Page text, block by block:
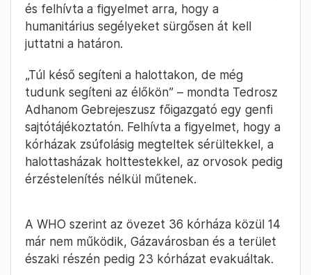
és felhívta a figyelmet arra, hogy a
humanitárius segélyeket sürgősen át kell
juttatni a határon.
„Túl késő segíteni a halottakon, de még
tudunk segíteni az élőkön” – mondta Tedrosz
Adhanom Gebrejeszusz főigazgató egy genfi
sajtótájékoztatón. Felhívta a figyelmet, hogy a
kórházak zsúfolásig megteltek sérültekkel, a
halottasházak holttestekkel, az orvosok pedig
érzéstelenítés nélkül műtenek.
A WHO szerint az övezet 36 kórháza közül 14
már nem működik, Gázavárosban és a terület
északi részén pedig 23 kórházat evakuáltak.